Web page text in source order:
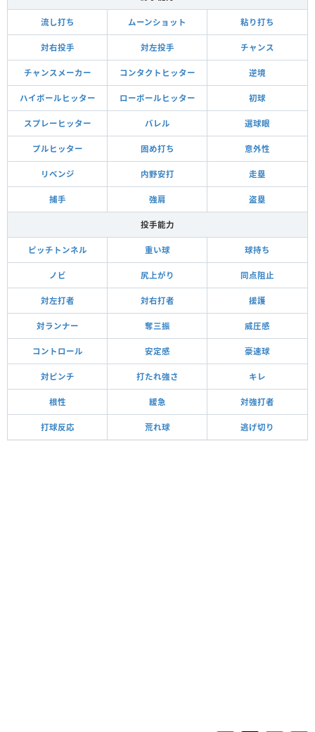
流し打ち ムーンショット 粘り打ち
対右投手 対左投手 チャンス
チャンスメーカー コンタクトヒッター 逆境
ハイボールヒッター ローボールヒッター 初球
スプレーヒッター バレル 選球眼
プルヒッター 固め打ち 意外性
リベンジ 内野安打 走塁
捕手 強肩 盗塁
投手能力
ピッチトンネル 重い球 球持ち
ノビ 尻上がり 同点阻止
対左打者 対右打者 援護
対ランナー 奪三振 威圧感
コントロール 安定感 豪速球
対ピンチ 打たれ強さ キレ
根性 緩急 対強打者
打球反応 荒れ球 逃げ切り